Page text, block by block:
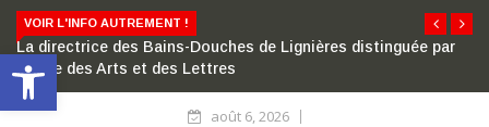
Ouvrir la barre d’outils
VOIR L'INFO AUTREMENT !
La directrice des Bains-Douches de Lignières distinguée par
l’ordre des Arts et des Lettres
août 6, 2026